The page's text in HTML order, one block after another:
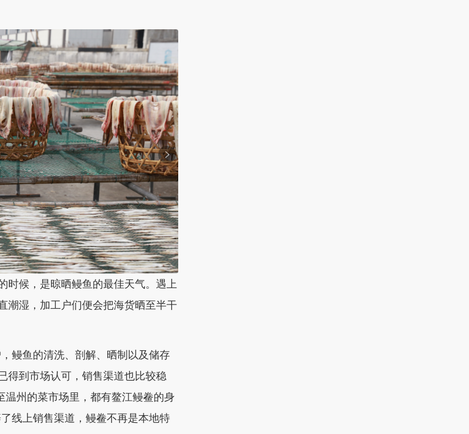
候，是晾晒鳗鱼的最佳天气。遇上
潮湿，加工户们便会把海货晒至半干
鳗鱼的清洗、剖解、晒制以及储存
得到市场认可，销售渠道也比较稳
温州的菜市场里，都有鳌江鳗鲞的身
线上销售渠道，鳗鲞不再是本地特